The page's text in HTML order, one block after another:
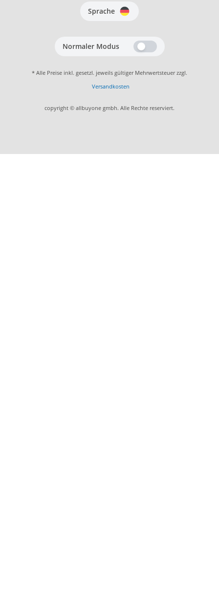
Sprache
Normaler Modus
* Alle Preise inkl. gesetzl. jeweils gültiger Mehrwertsteuer zzgl.
Versandkosten
copyright © allbuyone gmbh. Alle Rechte reserviert.